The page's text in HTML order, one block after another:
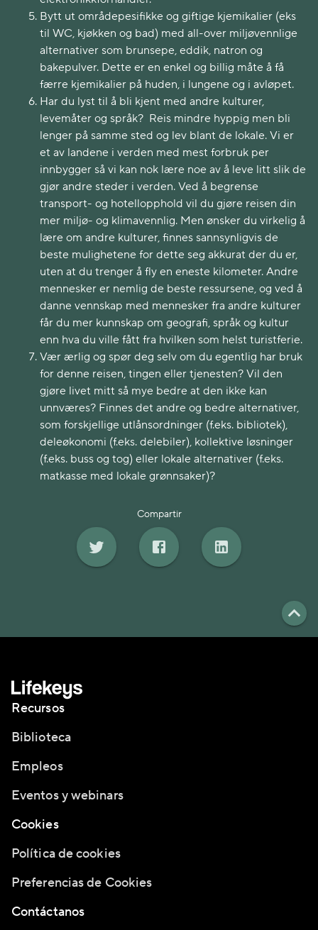
Bytt ut områdepesifikke og giftige kjemikalier (eks
til WC, kjøkken og bad) med all-over miljøvennlige
alternativer som brunsepe, eddik, natron og
bakepulver. Dette er en enkel og billig måte å få
færre kjemikalier på huden, i lungene og i avløpet.
Har du lyst til å bli kjent med andre kulturer,
levemåter og språk? Reis mindre hyppig men bli
lenger på samme sted og lev blant de lokale. Vi er
et av landene i verden med mest forbruk per
innbygger så vi kan nok lære noe av å leve litt slik de
gjør andre steder i verden. Ved å begrense
transport- og hotellopphold vil du gjøre reisen din
mer miljø- og klimavennlig. Men ønsker du virkelig å
lære om andre kulturer, finnes sannsynligvis de
beste mulighetene for dette seg akkurat der du er,
uten at du trenger å fly en eneste kilometer. Andre
mennesker er nemlig de beste ressursene, og ved å
danne vennskap med mennesker fra andre kulturer
får du mer kunnskap om geografi, språk og kultur
enn hva du ville fått fra hvilken som helst turistferie.
Vær ærlig og spør deg selv om du egentlig har bruk
for denne reisen, tingen eller tjenesten? Vil den
gjøre livet mitt så mye bedre at den ikke kan
unnværes? Finnes det andre og bedre alternativer,
som forskjellige utlånsordninger (f.eks. bibliotek),
deleøkonomi (f.eks. delebiler), kollektive løsninger
(f.eks. buss og tog) eller lokale alternativer (f.eks.
matkasse med lokale grønnsaker)?
Compartir
Recursos
Biblioteca
Empleos
Eventos y webinars
Cookies
Política de cookies
Preferencias de Cookies
Contáctanos